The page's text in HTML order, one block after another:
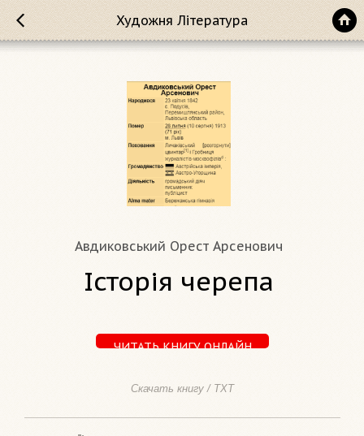
Художня Література
Авдиковський Орест Арсенович
Історія черепа
ЧИТАТЬ КНИГУ ОНЛАЙН
Скачать книгу / TXT